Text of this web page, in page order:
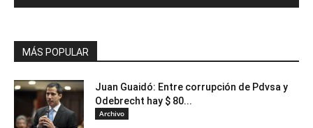
MÁS POPULAR
Juan Guaidó: Entre corrupción de Pdvsa y
Odebrecht hay $ 80...
Archivo